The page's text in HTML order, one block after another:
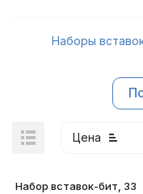
Наборы
Цена
Набор вставок-бит, 33